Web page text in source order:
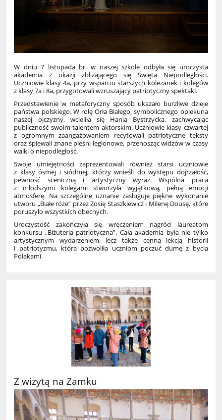
W dniu 7 listopada br. w naszej szkole odbyła się uroczysta
akademia z okazji zbliżającego się Święta Niepodległości.
Uczniowie klasy 4a, przy wsparciu starszych koleżanek i kolegów
z klasy 7a i 8a, przygotowali wzruszający patriotyczny spektakl.
Przedstawienie w metaforyczny sposób ukazało burzliwe dzieje
państwa polskiego. W rolę Orła Białego, symbolicznego opiekuna
naszej ojczyzny, wcieliła się Hania Bystrzycka, zachwycając
publiczność swoim talentem aktorskim. Uczniowie klasy czwartej
z ogromnym zaangażowaniem recytowali patriotyczne teksty
oraz śpiewali znane pieśni legionowe, przenosząc widzów w czasy
walki o niepodległość.
Swoje umiejętności zaprezentowali również starsi uczniowie
z klasy ósmej i siódmej, którzy wnieśli do występu dojrzałość,
pewność sceniczną i artystyczny wyraz. Wspólna praca
z młodszymi kolegami stworzyła wyjątkową, pełną emocji
atmosferę. Na szczególne uznanie zasługuje piękne wykonanie
utworu „Białe róże” przez Zosię Staszkiewicz i Milenę Dousę, które
poruszyło wszystkich obecnych.
Uroczystość zakończyła się wręczeniem nagród laureatom
konkursu „Biżuteria patriotyczna”. Cała akademia była nie tylko
artystycznym wydarzeniem, lecz także cenną lekcją historii
i patriotyzmu, która pozwoliła uczniom poczuć dumę z bycia
Polakami.
Z wizytą na Zamku